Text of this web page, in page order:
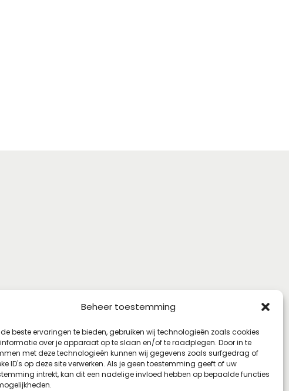
Beheer toestemming
beste ervaringen te bieden, gebruiken wij technologieën zoals cookies
over je apparaat op te slaan en/of te raadplegen. Door in te
met deze technologieën kunnen wij gegevens zoals surfgedrag of
ID's op deze site verwerken. Als je geen toestemming geeft of uw
intrekt, kan dit een nadelige invloed hebben op bepaalde functies